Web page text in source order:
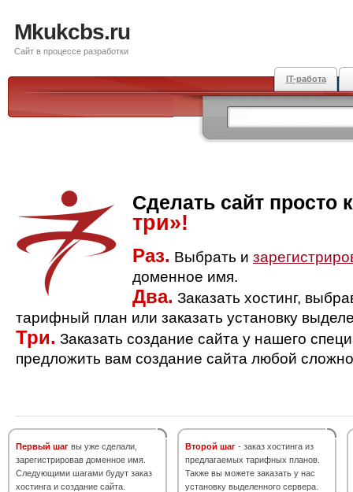
Mkukcbs.ru
Сайт в процессе разработки
IT-работа
Сделать сайт просто
три»!
Раз. Выбрать и
доменное имя.
Два. Заказать хостинг,
тарифный план или заказать установку
Три. Заказать создание сайта у нашего
предложить вам создание сайта любой
Первый шаг вы уже сделали,
зарегистрировав доменное имя.
Следующими шагами будут заказ
хостинга и создание сайта.
Второй шаг - заказ хостинга из
предлагаемых тарифных планов.
Также вы можете заказать у нас
установку выделенного сервера.